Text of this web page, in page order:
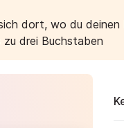
dort, wo du
zu drei Buchstaben